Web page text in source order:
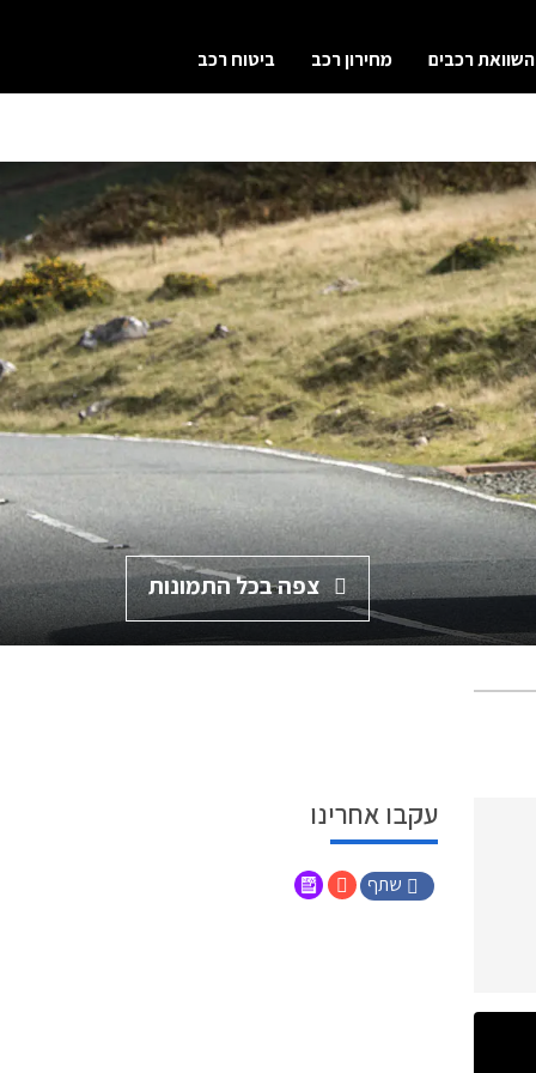
השוואת רכבים מחירון רכב ביטוח רכב
צפה בכל התמונות
עקבו אחרינו
שתף